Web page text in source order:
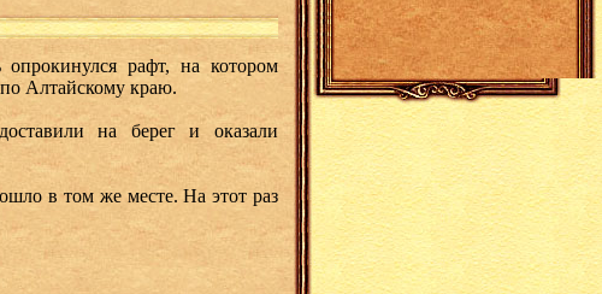
рафт, на котором
по Алтайскому краю.
на берег и оказали
в том же месте. На этот раз